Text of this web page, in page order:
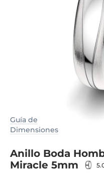
Guía de
Dimensiones
Anillo Boda
Miracle 5mm